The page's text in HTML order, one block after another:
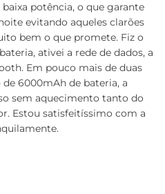
- Qualcomm Quick charge 3.0
atuais do mercado -
acompanha Cabo USB -
aparelhos - Saída de energia
potência, o que garante
evitando aqueles clarões
bem o que promete. Fiz o
ativei a rede de dados, a
Em pouco mais de duas
6000mAh de bateria, a
sem aquecimento tanto do
Estou satisfeitíssimo com a